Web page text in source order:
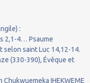
:
2,1-4… Psaume
selon saint Luc 14,12-14.
(330-390), Évêque et
IHEKWEME